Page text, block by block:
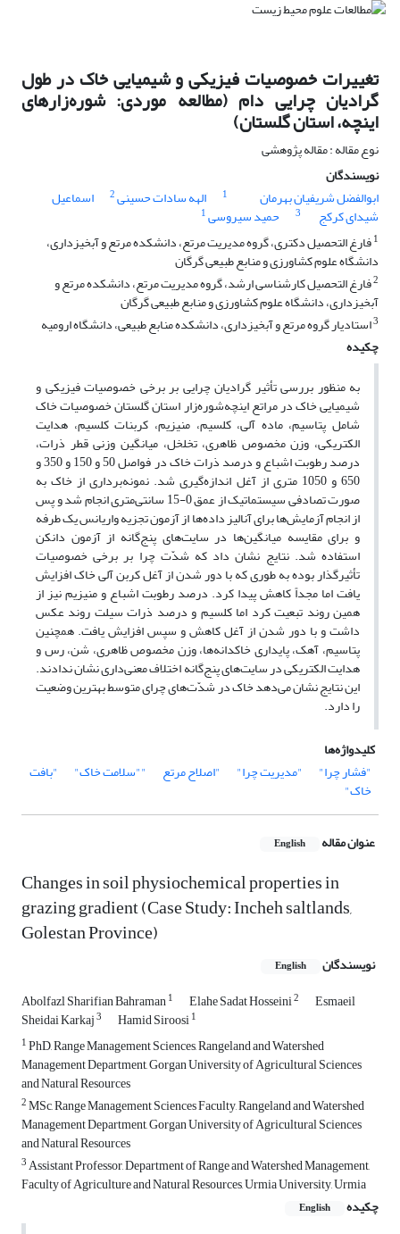
تغییرات خصوصیات فیزیکی و شیمیایی خاک در طول
گرادیان چرایی دام (مطالعه موردی: ‌شوره‌زارهای
اینچه، استان گلستان)
نوع مقاله : مقاله پژوهشی
نویسندگان
ابوالفضل شریفیان بهرمان
1 الهه سادات حسینی2 اسماعیل
شیدای کرکج 3 حمید سیروسی1
1فارغ التحصیل دکتری، گروه مدیریت مرتع، دانشکده مرتع و آبخیزداری،
دانشگاه علوم کشاورزی و منابع طبیعی گرگان
2فارغ التحصیل کارشناسی ارشد، گروه مدیریت مرتع، دانشکده مرتع و
آبخیزداری، دانشگاه علوم کشاورزی و منابع طبیعی گرگان
3استادیار گروه مرتع و آبخیزداری، دانشکده منابع طبیعی، دانشگاه ارومیه
چکیده
به منظور بررسی تأثیر گرادیان چرایی بر برخی خصوصیات فیزیکی و
شیمیایی خاک در مراتع اینچه‌شوره‌زار استان گلستان خصوصیات خاک
شامل پتاسیم، ماده آلی، کلسیم، منیزیم، کربنات کلسیم، هدایت
الکتریکی، وزن مخصوص ظاهری، تخلخل، میانگین وزنی قطر ذرات،
درصد رطوبت اشباع و درصد ذرات خاک در فواصل 50 و 150 و 350 و
650 و 1050 متری از آغل اندازه‌گیری شد. نمونه‌برداری از خاک به
صورت تصادفی سیستماتیک از عمق 0-15 سانتی‌متری انجام شد و پس
از انجام آزمایش‌ها برای آنالیز داده‌ها از آزمون تجزیه واریانس یک طرفه
و برای مقایسه میانگین‌ها در سایت‌های پنج‌گانه از آزمون دانکن
استفاده شد. نتایج نشان داد که شدّت چرا بر برخی خصوصیات
تأثیرگذار بوده به طوری که با دور شدن از آغل کربن آلی خاک افزایش
یافت اما مجداً کاهش پیدا کرد. درصد رطوبت اشباع و منیزیم نیز از
همین روند تبعیت کرد اما کلسیم و درصد ذرات سیلت روند عکس
داشت و با دور شدن از آغل کاهش و سپس افزایش یافت. همچنین
پتاسیم، آهک، پایداری خاکدانه‌ها، وزن مخصوص ظاهری، شن، رس و
هدایت الکتریکی در سایت‌های پنج‌گانه اختلاف معنی‌داری نشان ندادند.
این نتایج نشان می‌دهد خاک در شدّت‌های چرای متوسط بهترین وضعیت
را دارد.
کلیدواژه‌ها
"فشار چرا"
"مدیریت چرا" "اصلاح مرتع ""سلامت خاک" "بافت
خاک"
عنوان مقاله English
Changes in soil physiochemical properties in
grazing gradient (Case Study: Incheh saltlands,
Golestan Province)
نویسندگان English
Abolfazl Sharifian Bahraman1 Elahe Sadat Hosseini2 Esmaeil
Sheidai Karkaj3 Hamid Siroosi1
1PhD, Range Management Sciences, Rangeland and Watershed
Management Department, Gorgan University of Agricultural Sciences
and Natural Resources
2MSc, Range Management Sciences Faculty, Rangeland and Watershed
Management Department, Gorgan University of Agricultural Sciences
and Natural Resources
3Assistant Professor, Department of Range and Watershed Management,
Faculty of Agriculture and Natural Resources, Urmia University, Urmia
چکیده
English